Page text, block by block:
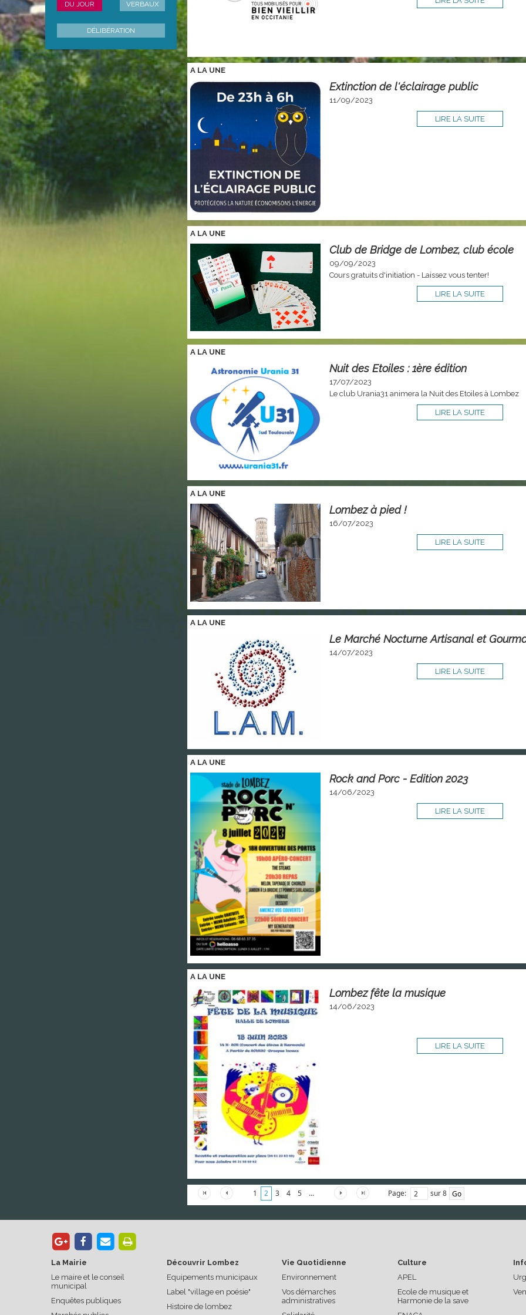
DU JOUR
VERBAUX
DÉLIBÉRATION
A LA UNE
Extinction de l'éclairage public
11/09/2023
LIRE LA SUITE
A LA UNE
Club de Bridge de Lombez, club école
09/09/2023
Cours gratuits d'initiation - Laissez vous tenter!
LIRE LA SUITE
A LA UNE
Nuit des Etoiles : 1ère édition
17/07/2023
Le club Urania31 animera la Nuit des Etoiles à Lombez
LIRE LA SUITE
A LA UNE
Lombez à pied !
16/07/2023
LIRE LA SUITE
A LA UNE
Le Marché Nocturne Artisanal et
14/07/2023
LIRE LA SUITE
A LA UNE
Rock and Porc - Edition 2023
14/06/2023
LIRE LA SUITE
A LA UNE
Lombez fête la musique
14/06/2023
LIRE LA SUITE
1 2 3 4 5 ... Page: sur 8
La Mairie
Le maire et le conseil
municipal
Enquêtes publiques
Découvrir Lombez
Equipements municipaux
Label "village en poésie"
Histoire de lombez
Vie Quotidienne
Environnement
Vos démarches
administratives
Culture
APEL
Ecole de musique et
Harmonie de la save